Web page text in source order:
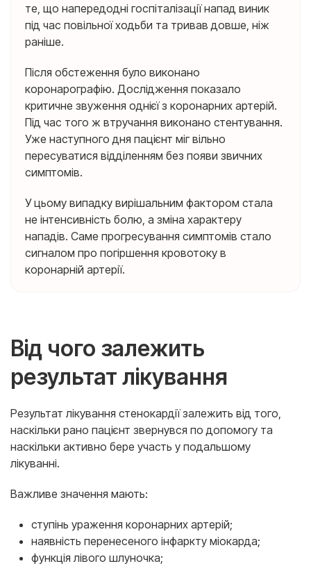
те, що напередодні госпіталізації напад виник
під час повільної ходьби та тривав довше, ніж
раніше.
Після обстеження було виконано
коронарографію. Дослідження показало
критичне звуження однієї з коронарних артерій.
Під час того ж втручання виконано стентування.
Уже наступного дня пацієнт міг вільно
пересуватися відділенням без появи звичних
симптомів.
У цьому випадку вирішальним фактором стала
не інтенсивність болю, а зміна характеру
нападів. Саме прогресування симптомів стало
сигналом про погіршення кровотоку в
коронарній артерії.
Від чого залежить
результат лікування
Результат лікування стенокардії залежить від того,
наскільки рано пацієнт звернувся по допомогу та
наскільки активно бере участь у подальшому
лікуванні.
Важливе значення мають:
ступінь ураження коронарних артерій;
наявність перенесеного інфаркту міокарда;
функція лівого шлуночка;